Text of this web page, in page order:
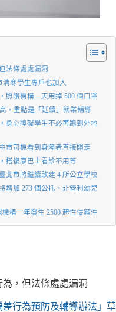
法條處處漏洞
清寒學生專戶也加入
照護機構一天用掉 500 個口罩
，重點是「延續」就業輔導
身心障礙學生不必再跑到外地
市司機看到身障者直接開走
搭復康巴士看診不用等
北市將繼續改建 4 所公立學校
增加 273 個公托、非營利幼兒
構一年發生 2500 起性侵案件
，但法條處處漏洞
差行為預防及輔導辦法」草